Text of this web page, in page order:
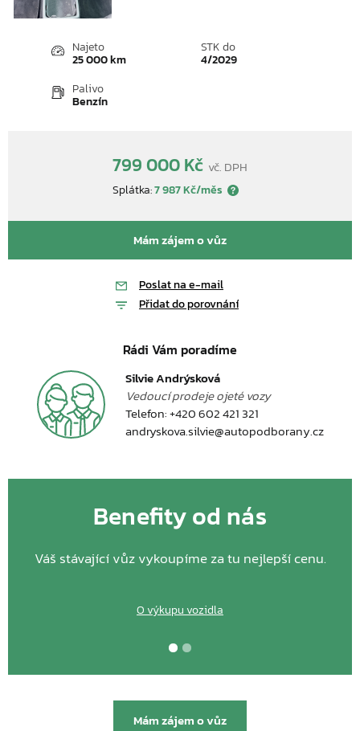
Najeto
25 000 km
STK do
4/2029
Palivo
Benzín
799 000 Kč vč. DPH
Splátka:7 987 Kč/měs
Mám zájem o vůz
Poslat na e-mail
Přidat do porovnání
Rádi Vám poradíme
Silvie Andrýsková
Vedoucí prodeje ojeté vozy
Telefon:+420 602 421 321
andryskova.silvie@autopodborany.cz
Benefity od nás
Váš stávající vůz vykoupíme za tu nejlepší cenu.
O výkupu vozidla
Mám zájem o vůz